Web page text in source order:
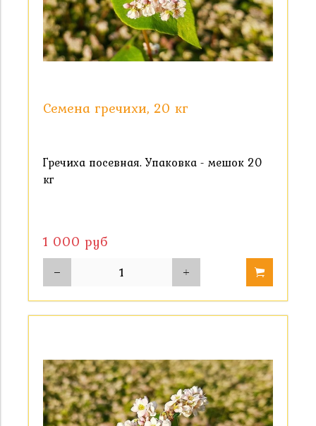
Семена гречихи, 20 кг
Гречиха посевная. Упаковка - мешок 20
кг
1 000 руб